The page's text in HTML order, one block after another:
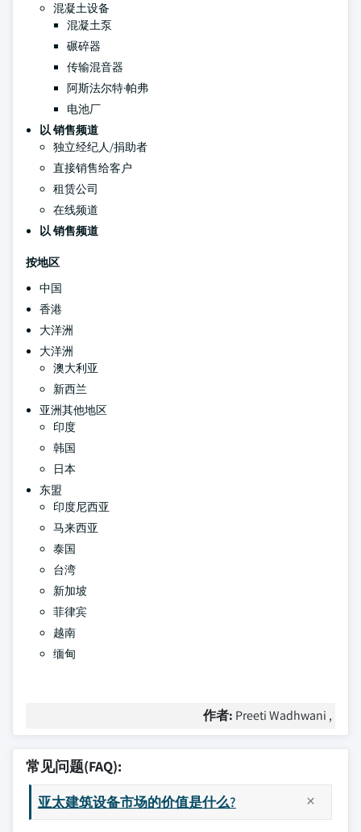
混凝土设备
混凝土泵
碾碎器
传输混音器
阿斯法尔特·帕弗
电池厂
以销售频道
独立经纪人/捐助者
直接销售给客户
租赁公司
在线频道
以销售频道
按地区
中国
香港
大洋洲
大洋洲
澳大利亚
新西兰
亚洲其他地区
印度
韩国
日本
东盟
印度尼西亚
马来西亚
泰国
台湾
新加坡
菲律宾
越南
缅甸
作者: Preeti Wadhwani ,
常见问题(FAQ):
亚太建筑设备市场的价值是什么?